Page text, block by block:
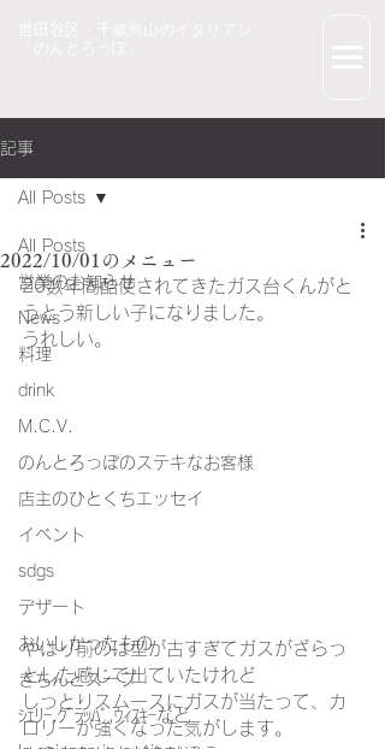
記事
All Posts
営業のお知らせ
News
料理
drink
M.C.V.
のんとろっぽのステキなお客様
店主のひとくちエッセイ
イベント
sdgs
デザート
おいしかったもの
きちんとスープ
ｼｪﾘｰ,ｸﾞﾗｯﾊﾟ,ｳｨｽｷｰなど
All Posts
2022/10/01のメニュー
20数年間酷使されてきたガス台くんがと
うとう新しい子になりました。
うれしい。
やはり前のは型が古すぎてガスがざらっ
とした感じで出ていたけれど
しっとりスムースにガスが当たって、カ
ロリーが強くなった気がします。